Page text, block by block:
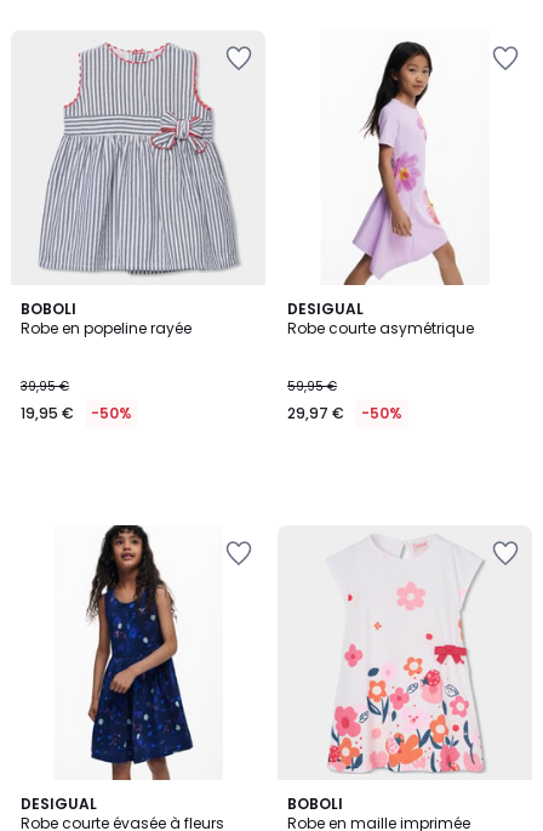
BOBOLI
Robe en popeline rayée
39,95 €
19,95 € -50%
DESIGUAL
Robe courte asymétrique
59,95 €
29,97 € -50%
DESIGUAL
Robe courte évasée à fleurs
BOBOLI
Robe en maille imprimée